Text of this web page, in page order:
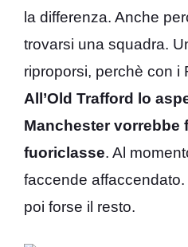
la differenza. Anche
trovarsi una squadra.
riproporsi, perchè con i
All’Old Trafford lo
Manchester vorrebbe
fuoriclasse. Al
faccende
poi forse il resto.